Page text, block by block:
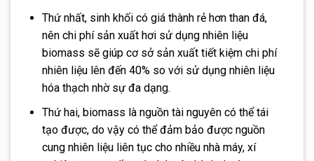
Thứ nhất, sinh khối có giá thành rẻ hơn than đá,
nên chi phí sản xuất hơi sử dụng nhiên liệu
biomass sẽ giúp cơ sở sản xuất tiết kiệm chi phí
nhiên liệu lên đến 40% so với sử dụng nhiên liệu
hóa thạch nhờ sự đa dạng.
Thứ hai, biomass là nguồn tài nguyên có thể tái
tạo được, do vậy có thể đảm bảo được nguồn
cung nhiên liệu liên tục cho nhiều nhà máy, xí